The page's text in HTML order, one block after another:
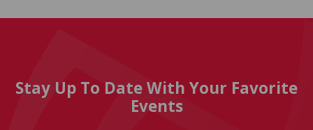
Stay Up To Date With Your Favorite
Events